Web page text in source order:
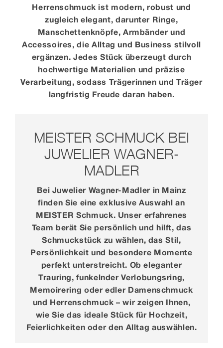
Herrenschmuck ist modern, robust und
zugleich elegant, darunter Ringe,
Manschettenknöpfe, Armbänder und
Accessoires, die Alltag und Business stilvoll
ergänzen. Jedes Stück überzeugt durch
hochwertige Materialien und präzise
Verarbeitung, sodass Trägerinnen und Träger
langfristig Freude daran haben.
MEISTER SCHMUCK BEI
JUWELIER WAGNER-
MADLER
Bei Juwelier Wagner-Madler in Mainz
finden Sie eine exklusive Auswahl an
MEISTER Schmuck. Unser erfahrenes
Team berät Sie persönlich und hilft, das
Schmuckstück zu wählen, das Stil,
Persönlichkeit und besondere Momente
perfekt unterstreicht. Ob eleganter
Trauring, funkelnder Verlobungsring,
Memoirering oder edler Damenschmuck
und Herrenschmuck – wir zeigen Ihnen,
wie Sie das ideale Stück für Hochzeit,
Feierlichkeiten oder den Alltag auswählen.